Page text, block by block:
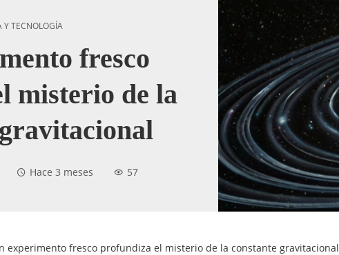
Y TECNOLOGÍA
fresco
misterio de la
Hace 3 meses 57
experimento fresco profundiza el misterio de la constante gravitacional